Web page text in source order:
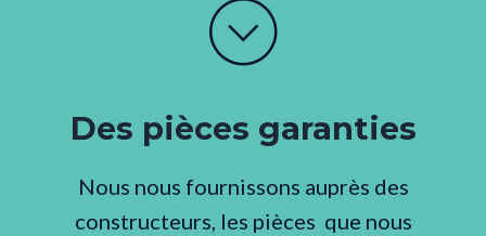
Des pièces garanties
Nous nous fournissons auprès des
constructeurs, les pièces que nous